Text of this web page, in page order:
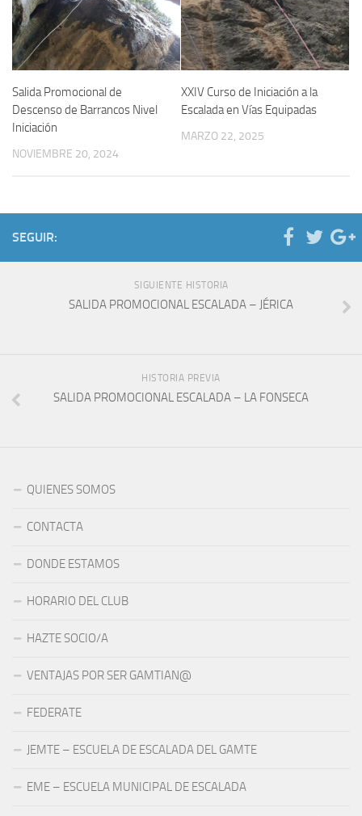
Salida Promocional de
Descenso de Barrancos Nivel
Iniciación
NOVIEMBRE 20, 2024
XXIV Curso de Iniciación a la
Escalada en Vías Equipadas
MARZO 22, 2025
SEGUIR:
SIGUIENTE HISTORIA
SALIDA PROMOCIONAL ESCALADA – JÉRICA
HISTORIA PREVIA
SALIDA PROMOCIONAL ESCALADA – LA FONSECA
QUIENES SOMOS
CONTACTA
DONDE ESTAMOS
HORARIO DEL CLUB
HAZTE SOCIO/A
VENTAJAS POR SER GAMTIAN@
FEDERATE
JEMTE – ESCUELA DE ESCALADA DEL GAMTE
EME – ESCUELA MUNICIPAL DE ESCALADA